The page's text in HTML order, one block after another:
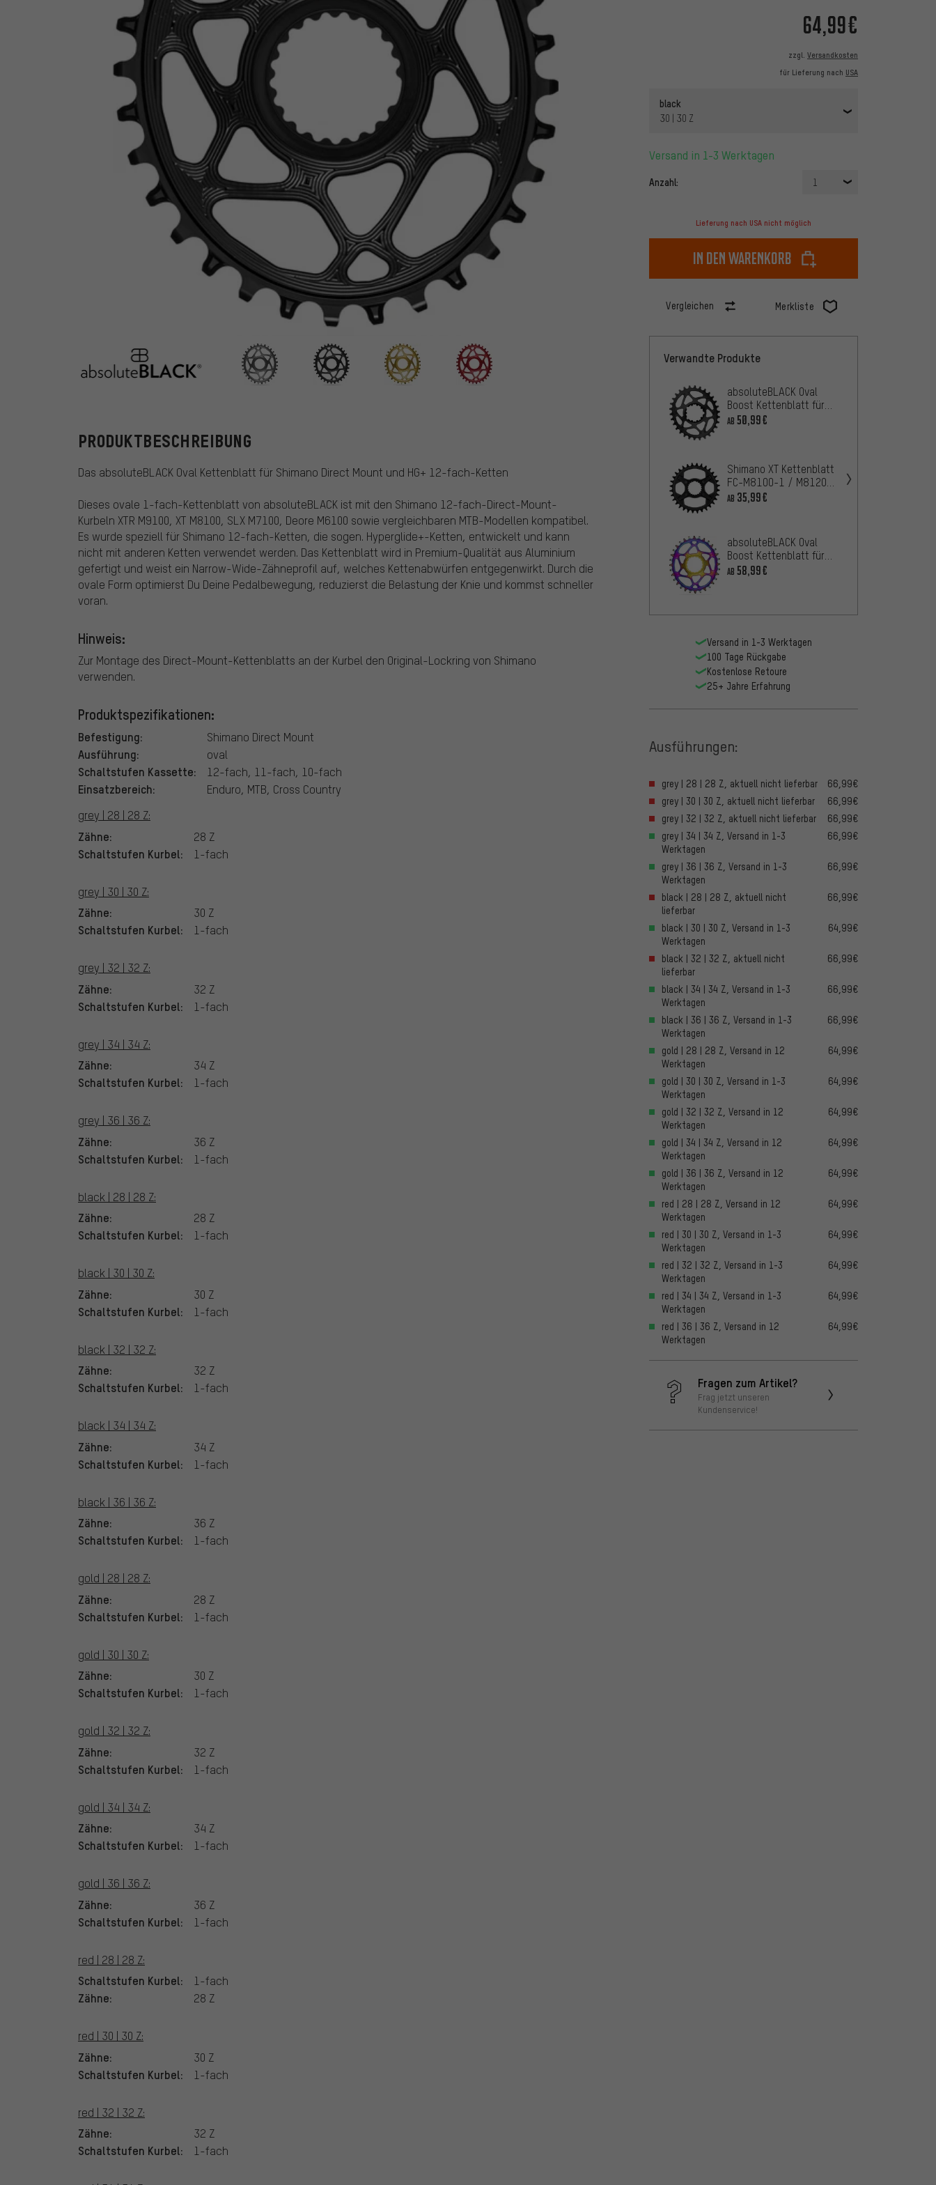
64,99€
zzgl. Versandkosten
für Lieferung nach USA
black
30 | 30 Z
Versand in 1-3 Werktagen
Anzahl: 1
Lieferung nach USA nicht möglich
In den Warenkorb
Vergleichen Merkliste
absoluteBLACK
PRODUKTBESCHREIBUNG
Das absoluteBLACK Oval Kettenblatt für Shimano Direct Mount und HG+ 12-fach-Ketten
Dieses ovale 1-fach-Kettenblatt von absoluteBLACK ist mit den Shimano 12-fach-Direct-Mount-
Kurbeln XTR M9100, XT M8100, SLX M7100, Deore M6100 sowie vergleichbaren MTB-Modellen kompatibel.
Es wurde speziell für Shimano 12-fach-Ketten, die sogen. Hyperglide+-Ketten, entwickelt und kann
nicht mit anderen Ketten verwendet werden. Das Kettenblatt wird in Premium-Qualität aus Aluminium
gefertigt und weist ein Narrow-Wide-Zähneprofil auf, welches Kettenabwürfen entgegenwirkt. Durch die
ovale Form optimierst Du Deine Pedalbewegung, reduzierst die Belastung der Knie und kommst schneller
voran.
Hinweis:
Zur Montage des Direct-Mount-Kettenblatts an der Kurbel den Original-Lockring von Shimano
verwenden.
Produktspezifikationen:
Befestigung: Shimano Direct Mount
Ausführung: oval
Schaltstufen Kassette: 12-fach, 11-fach, 10-fach
Einsatzbereich:
Enduro, MTB, Cross Country
grey | 28 | 28 Z:
Zähne: 28 Z
Schaltstufen Kurbel: 1-fach
grey | 30 | 30 Z:
Zähne: 30 Z
Schaltstufen Kurbel: 1-fach
grey | 32 | 32 Z:
Zähne: 32 Z
Schaltstufen Kurbel: 1-fach
grey | 34 | 34 Z:
Zähne: 34 Z
Schaltstufen Kurbel: 1-fach
grey | 36 | 36 Z:
Zähne: 36 Z
Schaltstufen Kurbel: 1-fach
black | 28 | 28 Z:
Zähne: 28 Z
Schaltstufen Kurbel: 1-fach
black | 30 | 30 Z:
Zähne: 30 Z
Schaltstufen Kurbel: 1-fach
black | 32 | 32 Z:
Zähne: 32 Z
Schaltstufen Kurbel: 1-fach
black | 34 | 34 Z:
Zähne: 34 Z
Schaltstufen Kurbel: 1-fach
black | 36 | 36 Z:
Zähne: 36 Z
Schaltstufen Kurbel: 1-fach
gold | 28 | 28 Z:
Zähne: 28 Z
Schaltstufen Kurbel: 1-fach
gold | 30 | 30 Z:
Zähne: 30 Z
Schaltstufen Kurbel: 1-fach
gold | 32 | 32 Z:
Zähne: 32 Z
Schaltstufen Kurbel: 1-fach
gold | 34 | 34 Z:
Zähne: 34 Z
Schaltstufen Kurbel: 1-fach
gold | 36 | 36 Z:
Zähne: 36 Z
Schaltstufen Kurbel: 1-fach
red | 28 | 28 Z:
Schaltstufen Kurbel: 1-fach
Zähne: 28 Z
red | 30 | 30 Z:
Zähne: 30 Z
Schaltstufen Kurbel: 1-fach
red | 32 | 32 Z:
Zähne: 32 Z
Schaltstufen Kurbel: 1-fach
Verwandte Produkte
absoluteBLACK Oval
Boost Kettenblatt für
SRAM Direct Mount 3
AB 50,99€
Shimano XT Kettenblatt
FC-M8100-1 / M8120-1
/ M8130-1 12-fach
AB 35,99€
absoluteBLACK Oval
Boost Kettenblatt für
Race Face Cinch 3 mm
AB 58,99€
Versand in 1-3 Werktagen
100 Tage Rückgabe
Kostenlose Retoure
25+ Jahre Erfahrung
Ausführungen:
grey | 28 | 28 Z, aktuell nicht lieferbar
66,99€
grey | 30 | 30 Z, aktuell nicht lieferbar
66,99€
grey | 32 | 32 Z, aktuell nicht lieferbar
66,99€
grey | 34 | 34 Z, Versand in 1-3
Werktagen
66,99€
grey | 36 | 36 Z, Versand in 1-3
Werktagen
66,99€
black | 28 | 28 Z, aktuell nicht
lieferbar
66,99€
black | 30 | 30 Z, Versand in 1-3
Werktagen
64,99€
black | 32 | 32 Z, aktuell nicht
lieferbar
66,99€
black | 34 | 34 Z, Versand in 1-3
Werktagen
66,99€
black | 36 | 36 Z, Versand in 1-3
Werktagen
66,99€
gold | 28 | 28 Z, Versand in 12
Werktagen
64,99€
gold | 30 | 30 Z, Versand in 1-3
Werktagen
64,99€
gold | 32 | 32 Z, Versand in 12
Werktagen
64,99€
gold | 34 | 34 Z, Versand in 12
Werktagen
64,99€
gold | 36 | 36 Z, Versand in 12
Werktagen
64,99€
red | 28 | 28 Z, Versand in 12
Werktagen
64,99€
red | 30 | 30 Z, Versand in 1-3
Werktagen
64,99€
red | 32 | 32 Z, Versand in 1-3
Werktagen
64,99€
red | 34 | 34 Z, Versand in 1-3
Werktagen
64,99€
red | 36 | 36 Z, Versand in 12
Werktagen
64,99€
Fragen zum Artikel?
Frag jetzt unseren
Kundenservice!